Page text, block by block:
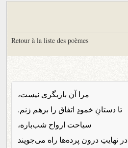
Retour à la liste des poèmes
مرا آن بازیگری نیست،
تا دستانِ خمودِ اتفاق را برهم زنم.
سیاحت ارواح شب‌باره،
در نهایتِ درون پرده‌ها راه می‌جویند